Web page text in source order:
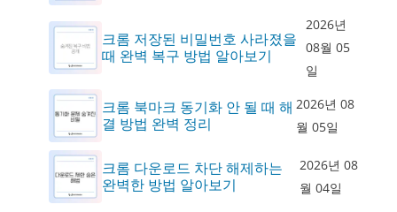
크롬 저장된 비밀번호 사라졌을
때 완벽 복구 방법 알아보기
2026년
08월 05
일
크롬 북마크 동기화 안 될 때 해
결 방법 완벽 정리
2026년 08
월 05일
크롬 다운로드 차단 해제하는
완벽한 방법 알아보기
2026년 08
월 04일